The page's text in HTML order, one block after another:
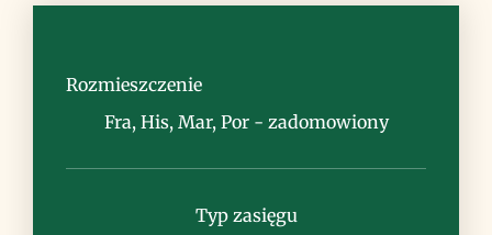
starożytności jako roślina lecznicza,
Rozmieszczenie
Fra, His, Mar, Por - zadomowiony
Typ zasięgu